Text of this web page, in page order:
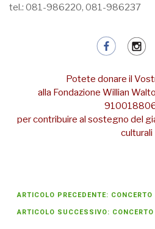
tel.: 081-986220, 081-986237
Potete donare il
alla Fondazione Willian
per contribuire al sostegno del
culturali
ARTICOLO PRECEDENTE:
ARTICOLO SUCCESSIVO: